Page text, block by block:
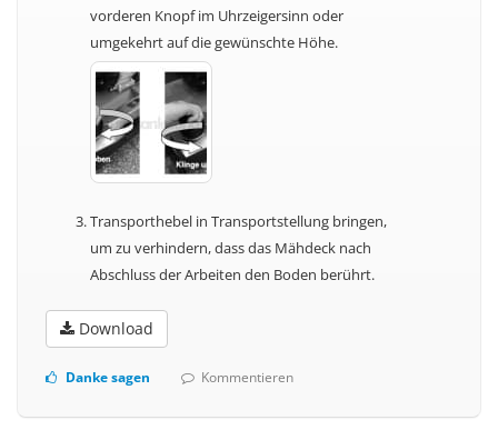
vorderen Knopf im Uhrzeigersinn oder
umgekehrt auf die gewünschte Höhe.
Transporthebel in Transportstellung bringen,
um zu verhindern, dass das Mähdeck nach
Abschluss der Arbeiten den Boden berührt.
Download
Danke sagen Kommentieren